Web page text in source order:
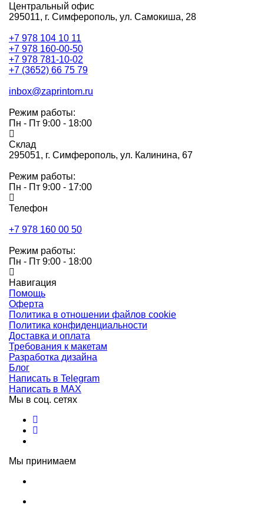
Центральный офис
295011, г. Симферополь, ул. Самокиша, 28
+7 978 104 10 11
+7 978 160-00-50
+7 978 781-10-02
+7 (3652) 66 75 79
inbox@zaprintom.ru
Режим работы:
Пн - Пт 9:00 - 18:00
Склад
295051, г. Симферополь, ул. Калинина, 67
Режим работы:
Пн - Пт 9:00 - 17:00
Телефон
+7 978 160 00 50
Режим работы:
Пн - Пт 9:00 - 18:00
Навигация
Помощь
Оферта
Политика в отношении файлов cookie
Политика конфиденциальности
Доставка и оплата
Требования к макетам
Разработка дизайна
Блог
Написать в Telegram
Написать в MAX
Мы в соц. сетях
Мы принимаем